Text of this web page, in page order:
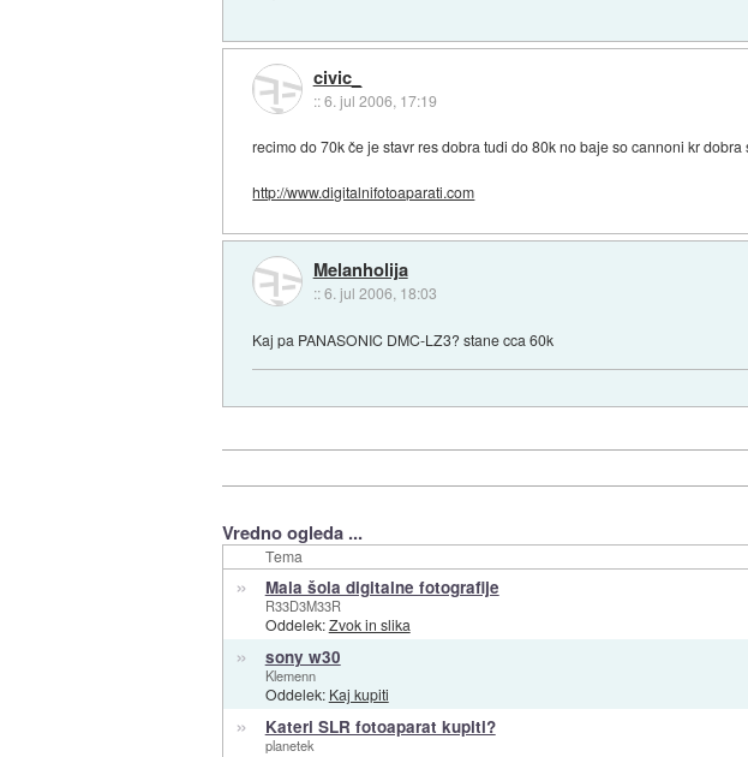
civic_
::6. jul 2006, 17:19
recimo do 70k če je stavr res dobra tudi do 80k no baje so cannoni kr
http://www.digitalnifotoaparati.com
Melanholija
::6. jul 2006, 18:03
Kaj pa PANASONIC DMC-LZ3? stane cca 60k
Vredno ogleda ...
Tema
» Mala šola digitalne fotografije
R33D3M33R
Oddelek:Zvok in slika
» sony w30
Klemenn
Oddelek: Kaj kupiti
» Kateri SLR fotoaparat kupiti?
planetek